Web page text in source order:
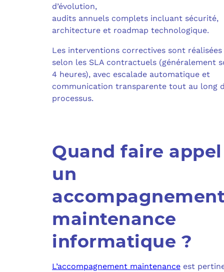
d’évolution,
audits annuels complets incluant sécurité,
architecture et roadmap technologique.
Les interventions correctives sont réalisées
selon les SLA contractuels (généralement
4 heures), avec escalade automatique et
communication transparente tout au long
processus.
Quand faire
un
maintenance
informatique ?
L’accompagnement maintenance est